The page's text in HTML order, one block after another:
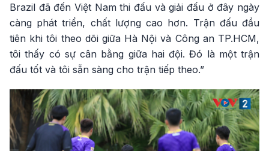
Brazil đã đến Việt Nam thi đấu và giải đấu ở đây ngày
càng phát triển, chất lượng cao hơn. Trận đấu đầu
tiên khi tôi theo dõi giữa Hà Nội và Công an TP.HCM,
tôi thấy có sự cân bằng giữa hai đội. Đó là một trận
đấu tốt và tôi sẵn sàng cho trận tiếp theo.”